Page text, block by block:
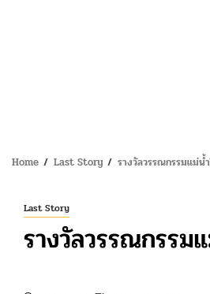
Home Last Story รางวัลวรรณกรรมแม่น้
Last Story
รางวัลวรรณกรรม